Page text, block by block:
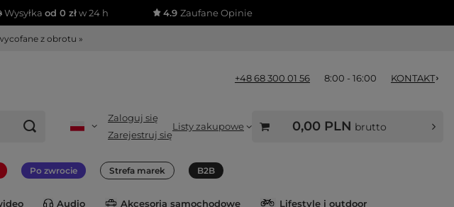
Wysyłka od 0 złw 24 h 4.9Zaufane Opinie
z obrotu »
+48 68 300 01 56 8:00 - 16:00 KONTAKT
Zaloguj się
Zarejestruj się
Listy zakupowe 0,00 PLN brutto
Po zwrocie Strefa marek B2B
Audio Akcesoria samochodowe Lifestyle i outdoor